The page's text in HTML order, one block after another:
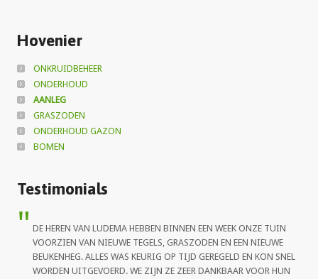
Hovenier
ONKRUIDBEHEER
ONDERHOUD
AANLEG
GRASZODEN
ONDERHOUD GAZON
BOMEN
Testimonials
DE HEREN VAN LUDEMA HEBBEN BINNEN EEN WEEK ONZE TUIN
VOORZIEN VAN NIEUWE TEGELS, GRASZODEN EN EEN NIEUWE
BEUKENHEG. ALLES WAS KEURIG OP TIJD GEREGELD EN KON SNEL
WORDEN UITGEVOERD. WE ZIJN ZE ZEER DANKBAAR VOOR HUN